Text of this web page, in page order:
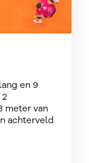
en 9
meter van
achterveld